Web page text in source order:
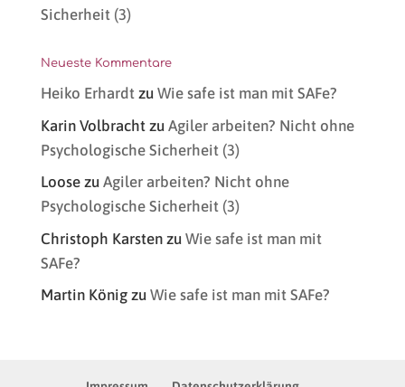
Sicherheit (3)
Neueste Kommentare
Heiko Erhardtzu Wie safe ist man mit SAFe?
Karin Volbrachtzu Agiler arbeiten? Nicht ohne
Psychologische Sicherheit (3)
Loosezu Agiler arbeiten? Nicht ohne
Psychologische Sicherheit (3)
Christoph Karstenzu Wie safe ist man mit
SAFe?
Martin Königzu Wie safe ist man mit SAFe?